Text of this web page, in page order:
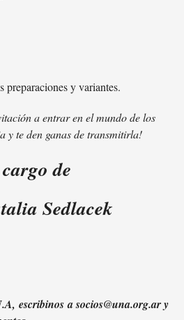
preparaciones y variantes.
a entrar en el mundo de los
y te den ganas de transmitirla!
de
Sedlacek
escribinos a socios@una.org.ar y